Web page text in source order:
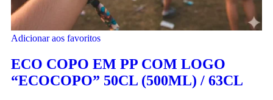
Adicionar aos favoritos
ECO COPO EM PP COM LOGO
“ECOCOPO” 50CL (500ML) / 63CL